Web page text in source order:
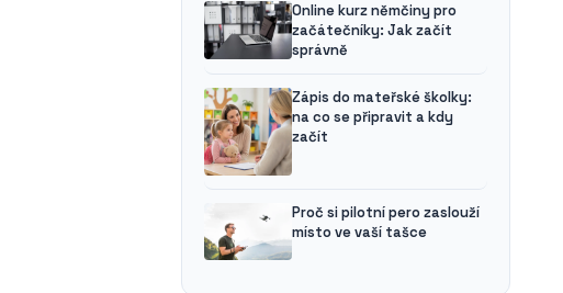
Online kurz němčiny pro
začátečníky: Jak začít
správně
Zápis do mateřské školky:
na co se připravit a kdy
začít
Proč si pilotní pero zaslouží
místo ve vaší tašce